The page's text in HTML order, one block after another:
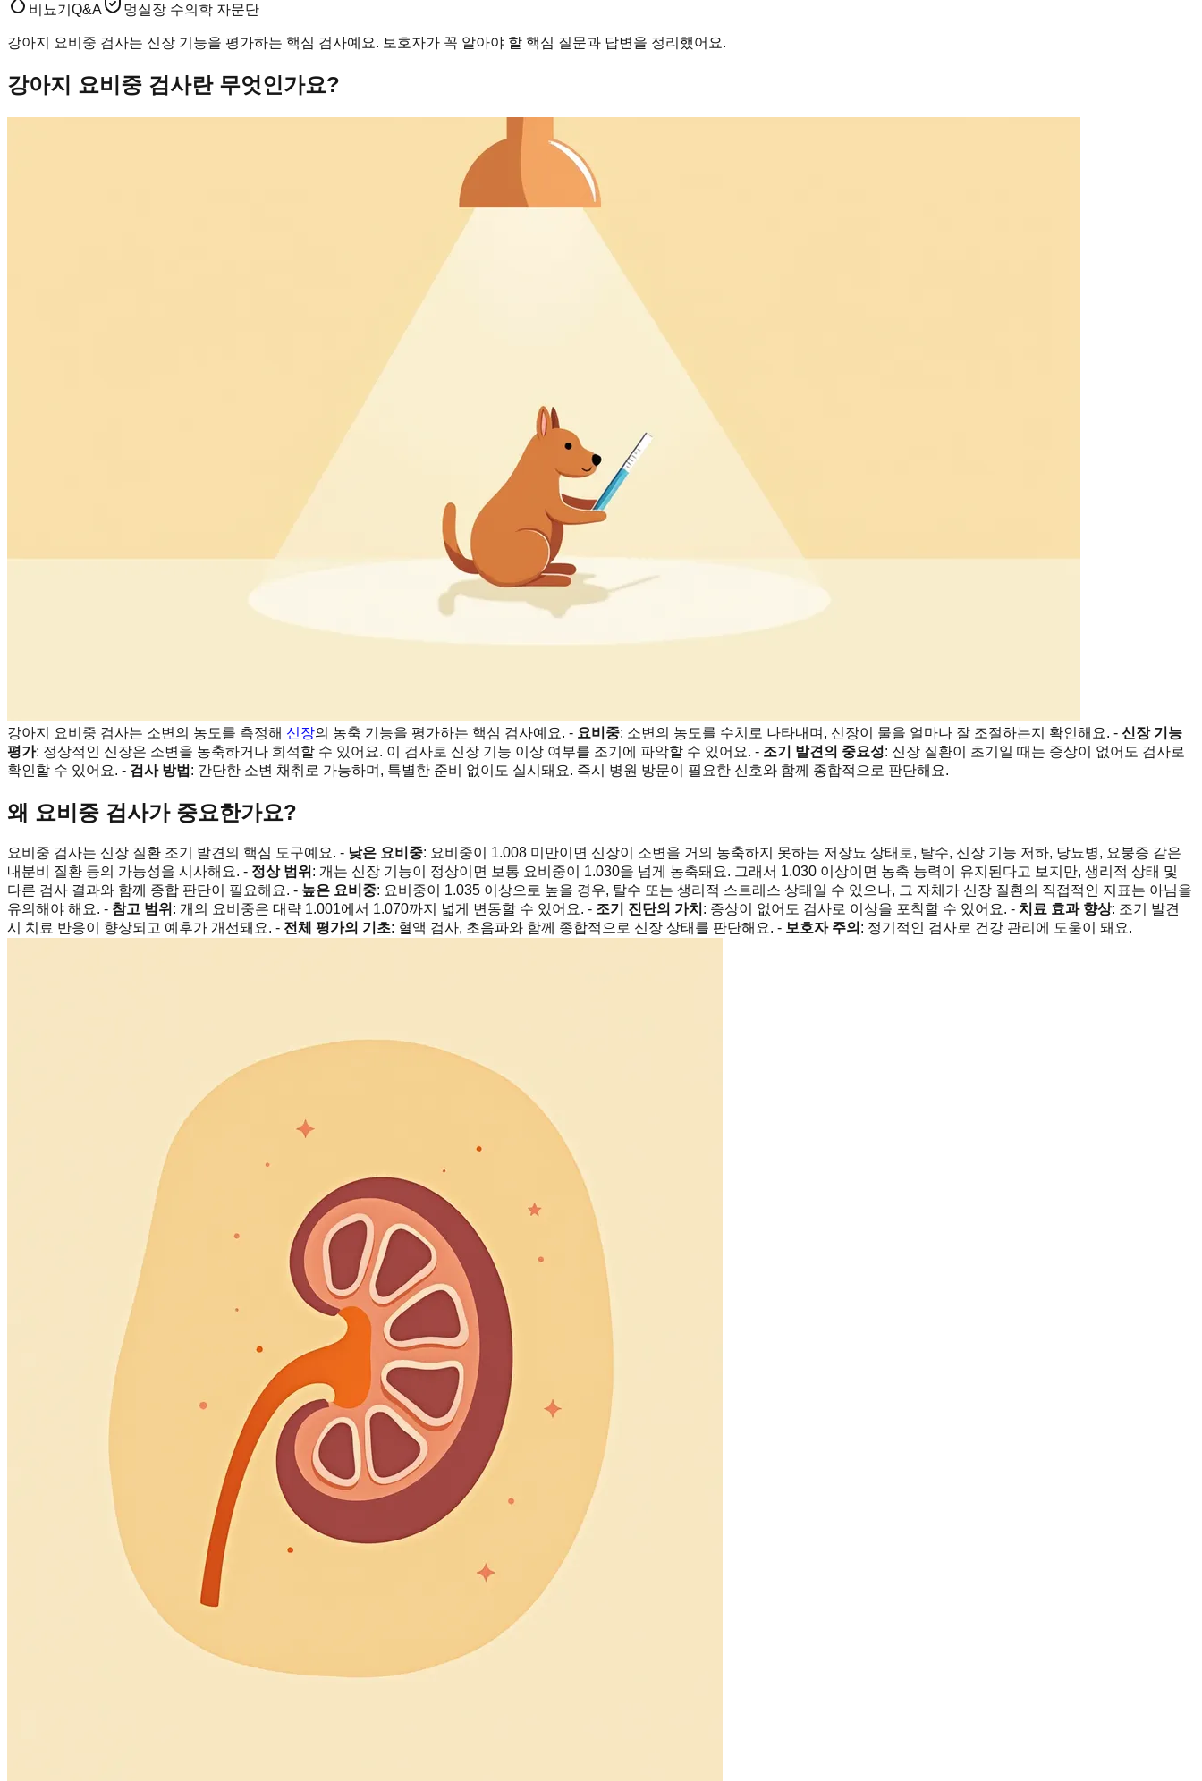
비뇨기 Q&A 멍실장 수의학 자문단
강아지 요비중 검사는 신장 기능을 평가하는 핵심 검사예요. 보호자가 꼭 알아야 할 핵심 질문과 답변을 정리했어요.
강아지 요비중 검사란 무엇인가요?
강아지 요비중 검사는 소변의 농도를 측정해 신장의 농축 기능을 평가하는 핵심 검사예요. - 요비중: 소변의 농도를 수치로 나타내며, 신장이 물을 얼마나 잘 조절하는지 확인해요. - 신장 기능
평가: 정상적인 신장은 소변을 농축하거나 희석할 수 있어요. 이 검사로 신장 기능 이상 여부를 조기에 파악할 수 있어요. - 조기 발견의 중요성: 신장 질환이 초기일 때는 증상이 없어도 검사로
확인할 수 있어요. - 검사 방법 : 간단한 소변 채취로 가능하며, 특별한 준비 없이도 실시돼요. 즉시 병원 방문이 필요한 신호와 함께 종합적으로 판단해요.
왜 요비중 검사가 중요한가요?
요비중 검사는 신장 질환 조기 발견의 핵심 도구예요. - 낮은 요비중: 요비중이 1.008 미만이면 신장이 소변을 거의 농축하지 못하는 저장뇨 상태로, 탈수, 신장 기능 저하, 당뇨병, 요붕증 같은
내분비 질환 등의 가능성을 시사해요. - 정상 범위 : 개는 신장 기능이 정상이면 보통 요비중이 1.030을 넘게 농축돼요. 그래서 1.030 이상이면 농축 능력이 유지된다고 보지만, 생리적 상태 및
다른 검사 결과와 함께 종합 판단이 필요해요. - 높은 요비중: 요비중이 1.035 이상으로 높을 경우, 탈수 또는 생리적 스트레스 상태일 수 있으나, 그 자체가 신장 질환의 직접적인 지표는 아님을
유의해야 해요. - 참고 범위 : 개의 요비중은 대략 1.001에서 1.070까지 넓게 변동할 수 있어요. - 조기 진단의 가치 : 증상이 없어도 검사로 이상을 포착할 수 있어요. - 치료 효과 향상: 조기 발견
시 치료 반응이 향상되고 예후가 개선돼요. - 전체 평가의 기초: 혈액 검사, 초음파와 함께 종합적으로 신장 상태를 판단해요. - 보호자 주의 : 정기적인 검사로 건강 관리에 도움이 돼요.